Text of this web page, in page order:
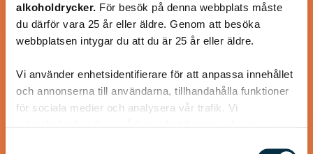
alkoholdrycker. För besök på denna webbplats måste
du därför vara 25 år eller äldre. Genom att besöka
webbplatsen intygar du att du är 25 år eller äldre.
Vi använder enhetsidentifierare för att anpassa innehållet
och annonserna till användarna, tillhandahålla funktioner
för sociala medier och analysera vår trafik. Vi